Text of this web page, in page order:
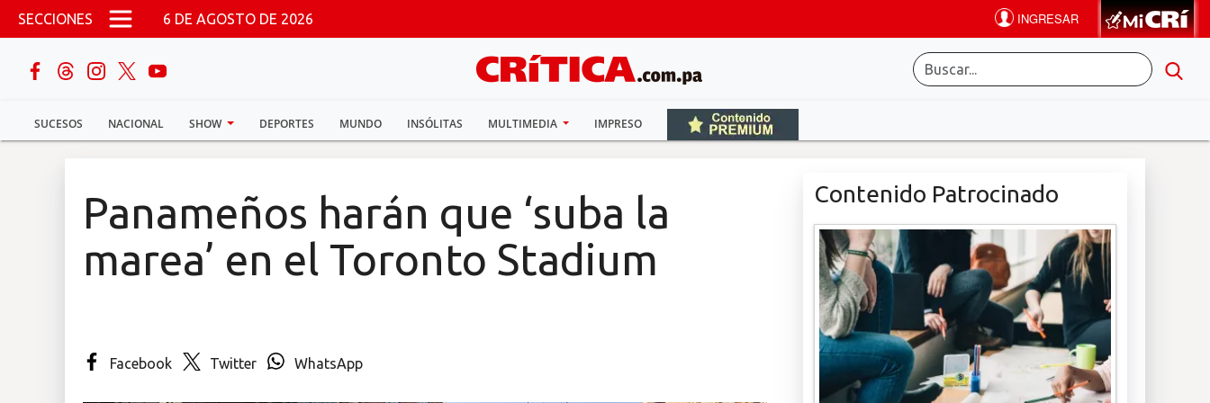
Pasar al contenido principal
SECCIONES 6 DE AGOSTO DE 2026
SUCESOS NACIONAL SHOW DEPORTES MUNDO INSÓLITAS MULTIMEDIA IMPRESO
buscar
Sucesos
Panameños harán que ‘suba la
marea’ en el Toronto Stadium
Facebook Twitter WhatsApp
Contenido Patrocinado